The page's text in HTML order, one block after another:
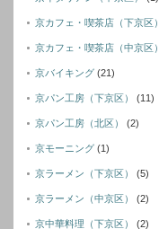
京カフェ・喫茶店（下京区）
京カフェ・喫茶店（中京区）
京バイキング (21)
京パン工房（下京区） (11)
京パン工房（北区） (2)
京モーニング (1)
京ラーメン（下京区） (5)
京ラーメン（中京区） (2)
京中華料理（下京区） (2)